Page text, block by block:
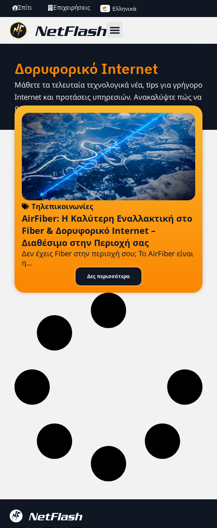
Σπίτι Επιχειρήσεις Ελληνικά
Δορυφορικό Internet
Μάθετε τα τελευταία τεχνολογικά νέα, tips για γρήγορο
Internet και προτάσεις υπηρεσιών. Ανακαλύψτε πώς να
βελτιώσετε τη σύνδεση και την online εμπειρία σας.
Τηλεπικοινωνίες
AirFiber: Η Καλύτερη Εναλλακτική στο
Fiber & Δορυφορικό Internet –
Διαθέσιμο στην Περιοχή σας
Δεν έχεις Fiber στην περιοχή σου; Το AirFiber είναι
η...
Δες περισσότερα